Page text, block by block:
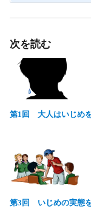
次を読む
第1回 大人はいじめ
第3回 いじめの実態